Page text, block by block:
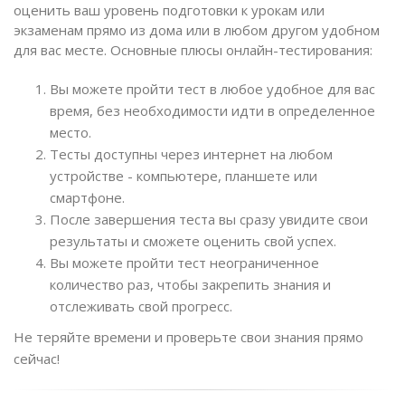
оценить ваш уровень подготовки к урокам или
экзаменам прямо из дома или в любом другом удобном
для вас месте. Основные плюсы онлайн-тестирования:
Вы можете пройти тест в любое удобное для вас
время, без необходимости идти в определенное
место.
Тесты доступны через интернет на любом
устройстве - компьютере, планшете или
смартфоне.
После завершения теста вы сразу увидите свои
результаты и сможете оценить свой успех.
Вы можете пройти тест неограниченное
количество раз, чтобы закрепить знания и
отслеживать свой прогресс.
Не теряйте времени и проверьте свои знания прямо
сейчас!